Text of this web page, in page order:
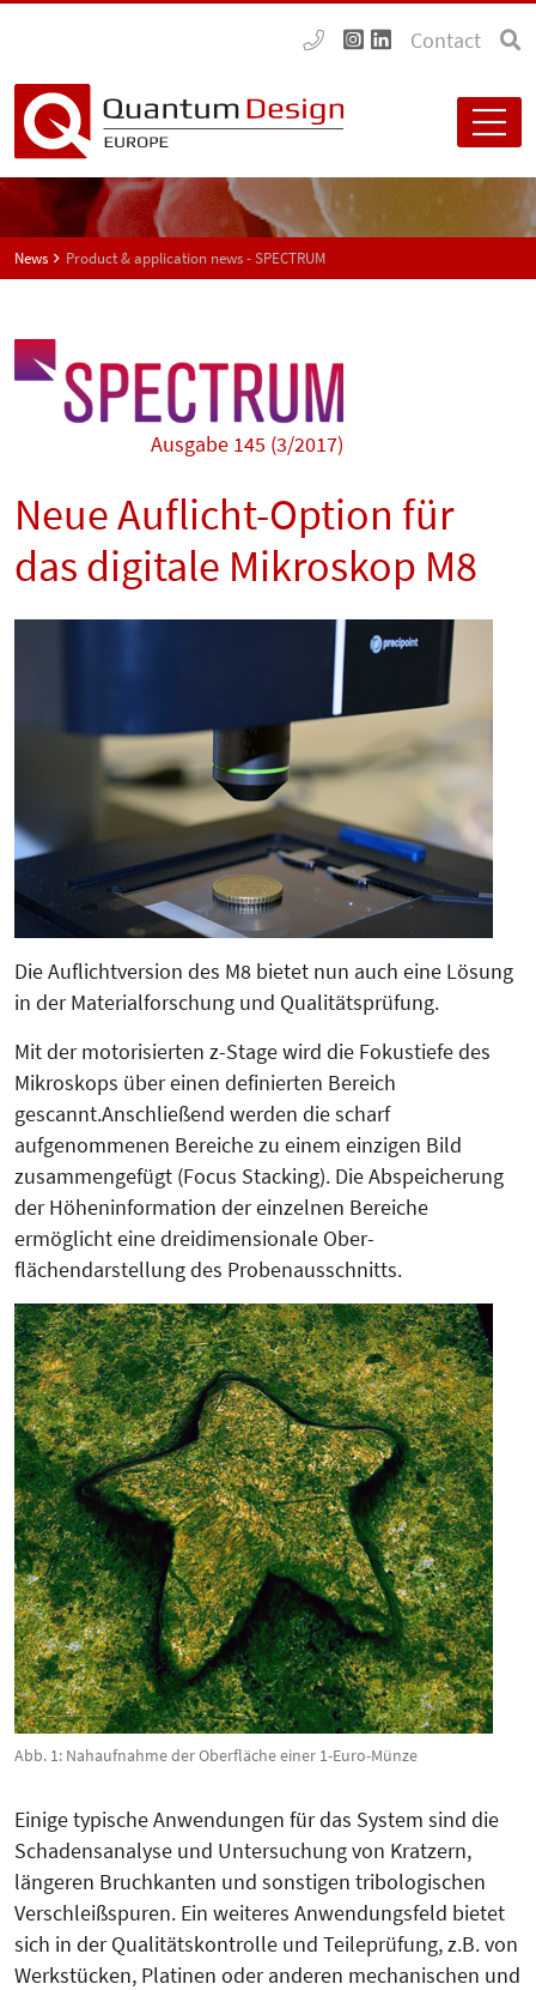
Contact
News Product & application news - SPECTRUM
Ausgabe 145 (3/2017)
Neue Auflicht-Option für
das digitale Mikroskop M8
Die Auflichtversion des M8 bietet nun auch eine Lösung
in der Ma­te­rial­forschung und Qualitätsprü­fung.
Mit der motorisierten z-Stage wird die Fokustiefe des
Mikroskops über einen definierten Bereich
gescannt.Anschließend werden die scharf
aufgenommenen Bereiche zu einem einzi­gen Bild
zusammengefügt (Focus Stack­ing). Die Abspeicherung
der Hö­­heninformation der einzelnen Be­rei­che
ermöglicht eine dreidimensionale Ober­
flächendarstellung des Pro­ben­aus­­schnitts.
Abb. 1: Nahaufnahme der Oberfläche einer 1-Euro-Münze
Einige typische Anwendungen für das System sind die
Schadensanalyse und Untersuchung von Kratzern,
längeren Bruchkanten und sonstigen tribologischen
Ver­schleißspuren. Ein weiteres Anwen­dungsfeld bietet
sich in der Quali­tätskontrolle und Teileprüfung, z.B. von
Werkstücken, Platinen oder anderen mechanischen und